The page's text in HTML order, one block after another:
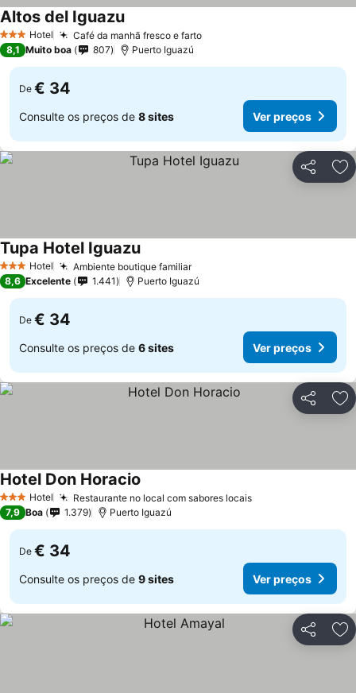
3 EstrelasHotel Café da manhã fresco e farto
Altos del Iguazu
8,1 Muito boa 807 Puerto Iguazú
De € 34
Consulte os preços de 8 sites Ver preços
Partilhar
3 EstrelasHotel Ambiente boutique familiar
Tupa Hotel Iguazu
8,6 Excelente 1.441 Puerto Iguazú
De € 34
Consulte os preços de 6 sites Ver preços
Partilhar
3 EstrelasHotel Restaurante no local com sabores locais
Hotel Don Horacio
7,9 Boa 1.379 Puerto Iguazú
De € 34
Consulte os preços de 9 sites Ver preços
Partilhar